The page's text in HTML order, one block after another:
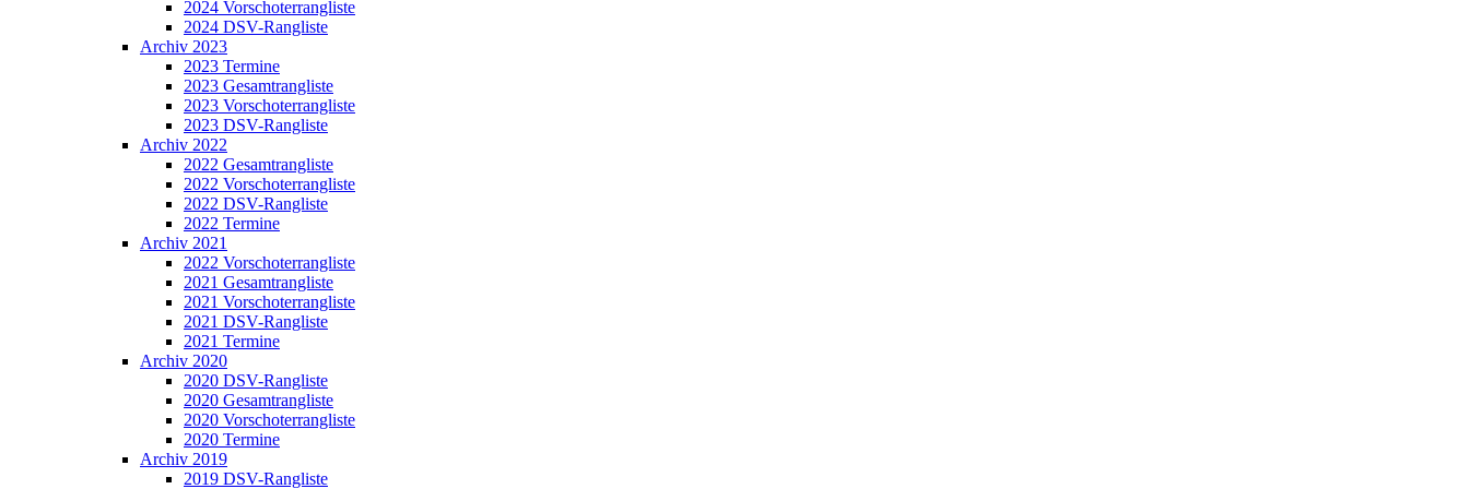
2024 Vorschoterrangliste
2024 DSV-Rangliste
Archiv 2023
2023 Termine
2023 Gesamtrangliste
2023 Vorschoterrangliste
2023 DSV-Rangliste
Archiv 2022
2022 Gesamtrangliste
2022 Vorschoterrangliste
2022 DSV-Rangliste
2022 Termine
Archiv 2021
2022 Vorschoterrangliste
2021 Gesamtrangliste
2021 Vorschoterrangliste
2021 DSV-Rangliste
2021 Termine
Archiv 2020
2020 DSV-Rangliste
2020 Gesamtrangliste
2020 Vorschoterrangliste
2020 Termine
Archiv 2019
2019 DSV-Rangliste